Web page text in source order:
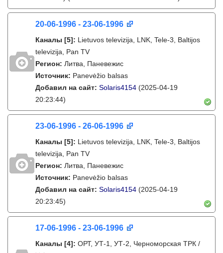
20-06-1996 - 23-06-1996
Каналы [5]: Lietuvos televizija, LNK, Tele-3, Baltijos
televizija, Pan TV
Регион: Литва, Паневежис
Источник: Panevėžio balsas
Добавил на сайт: Solaris4154 (2025-04-19
20:23:44)
23-06-1996 - 26-06-1996
Каналы [5]: Lietuvos televizija, LNK, Tele-3, Baltijos
televizija, Pan TV
Регион: Литва, Паневежис
Источник: Panevėžio balsas
Добавил на сайт: Solaris4154 (2025-04-19
20:23:45)
17-06-1996 - 23-06-1996
Каналы [4]: ОРТ, УТ-1, УТ-2, Черноморская ТРК /